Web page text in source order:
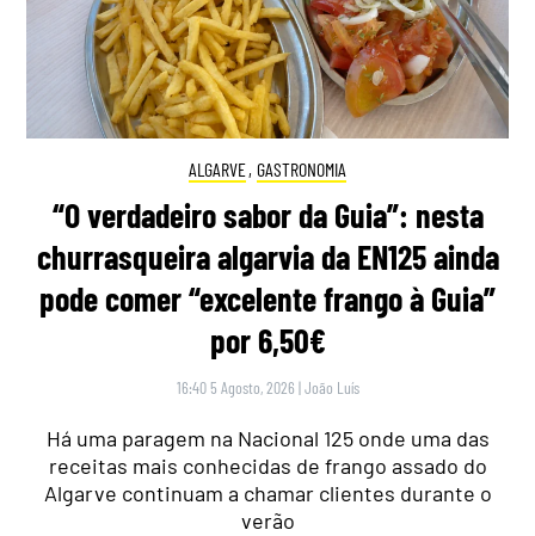
ALGARVE, GASTRONOMIA
“O verdadeiro sabor da Guia”: nesta
churrasqueira algarvia da EN125 ainda
pode comer “excelente frango à Guia”
por 6,50€
16:40 5 Agosto, 2026 |João Luís
Há uma paragem na Nacional 125 onde uma das
receitas mais conhecidas de frango assado do
Algarve continuam a chamar clientes durante o
verão